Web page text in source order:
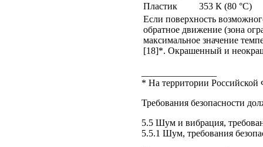
Пластик
353 К (80 °С)
Если поверхность
обратное движение (зона
максимальное значение
[18]*. Окрашенный и
* На территории
Требования безопасности
5.5 Шум и вибрация,
5.5.1 Шум, требования